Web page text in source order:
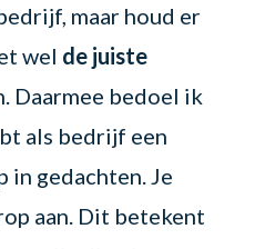
maar houd er
wel de juiste
Daarmee bedoel ik
als bedrijf een
in gedachten. Je
aan. Dit betekent